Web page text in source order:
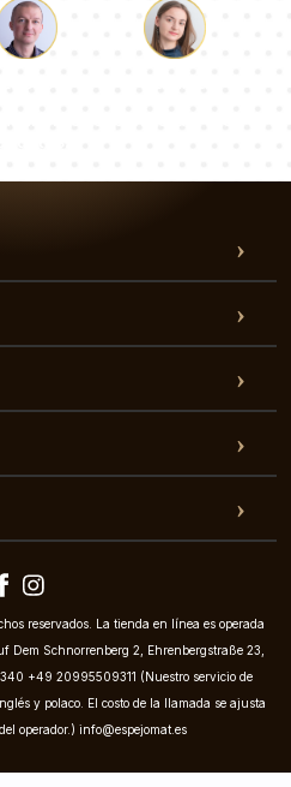
reservados. La tienda en línea es operada
Dem Schnorrenberg 2, Ehrenbergstraße 23,
+49 20995509311 (Nuestro servicio de
y polaco. El costo de la llamada se ajusta
operador.) info@espejomat.es